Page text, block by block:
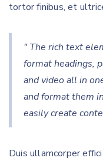
tortor finibus, et
" The rich text
format headings,
and video all in
and format them
easily create
Duis ullamcorper